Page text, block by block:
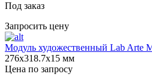
Под заказ
Запросить цену
Модуль художественный Lab Arte
276х318.7х15 мм
Цена по запросу